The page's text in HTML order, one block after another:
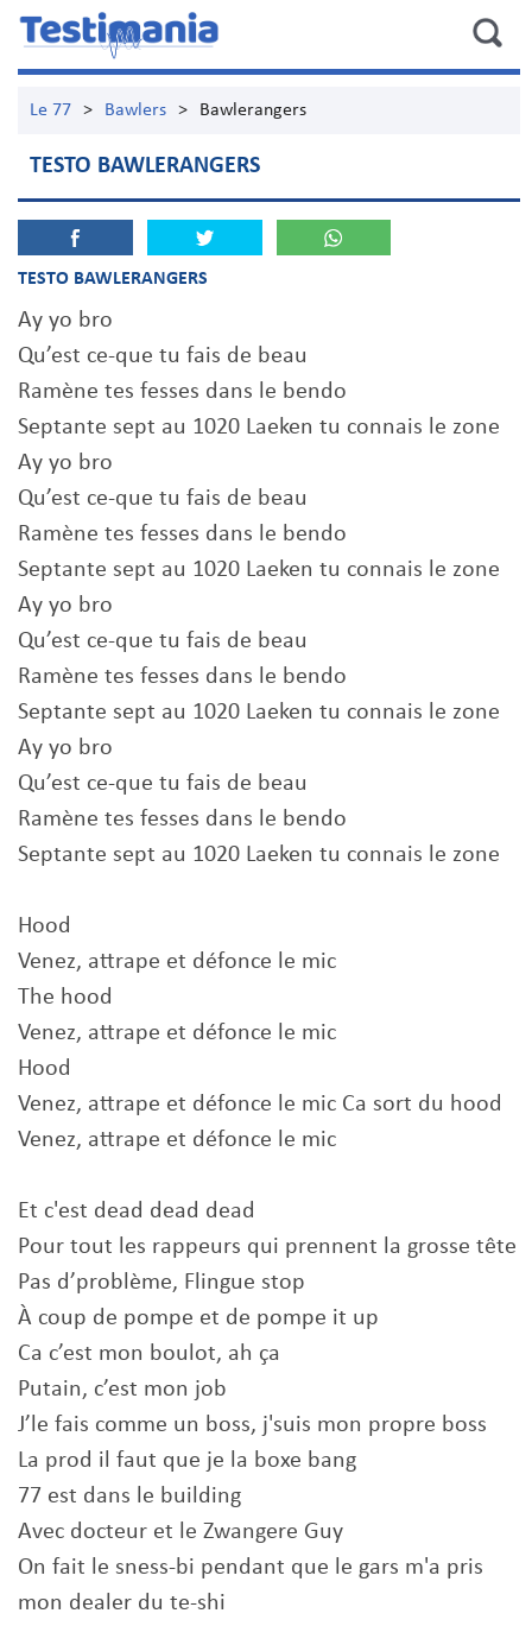
Le 77 > Bawlers > Bawlerangers
TESTO BAWLERANGERS
TESTO BAWLERANGERS
Ay yo bro
Qu’est ce-que tu fais de beau
Ramène tes fesses dans le bendo
Septante sept au 1020 Laeken tu connais le zone
Ay yo bro
Qu’est ce-que tu fais de beau
Ramène tes fesses dans le bendo
Septante sept au 1020 Laeken tu connais le zone
Ay yo bro
Qu’est ce-que tu fais de beau
Ramène tes fesses dans le bendo
Septante sept au 1020 Laeken tu connais le zone
Ay yo bro
Qu’est ce-que tu fais de beau
Ramène tes fesses dans le bendo
Septante sept au 1020 Laeken tu connais le zone
Hood
Venez, attrape et défonce le mic
The hood
Venez, attrape et défonce le mic
Hood
Venez, attrape et défonce le mic Ca sort du hood
Venez, attrape et défonce le mic
Et c'est dead dead dead
Pour tout les rappeurs qui prennent la grosse tête
Pas d’problème, Flingue stop
À coup de pompe et de pompe it up
Ca c’est mon boulot, ah ça
Putain, c’est mon job
J’le fais comme un boss, j'suis mon propre boss
La prod il faut que je la boxe bang
77 est dans le building
Avec docteur et le Zwangere Guy
On fait le sness-bi pendant que le gars m'a pris
mon dealer du te-shi